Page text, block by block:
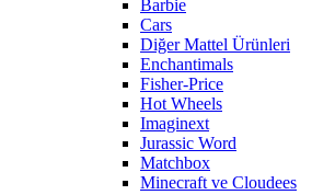
Barbie
Cars
Diğer Mattel Ürünleri
Enchantimals
Fisher-Price
Hot Wheels
Imaginext
Jurassic Word
Matchbox
Minecraft ve Cloudees